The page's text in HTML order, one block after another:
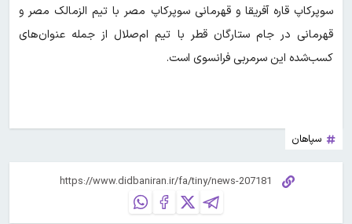
سوپرکاپ قاره آفریقا و قهرمانی سوپرکاپ مصر با تیم الزمالک مصر و
قهرمانی در جام ستارگان قطر با تیم ام‌صلال از جمله عنوان‌های
کسب‌شده این سرمربی فرانسوی است.
سپاهان